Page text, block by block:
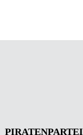
PIRATENPARTEI